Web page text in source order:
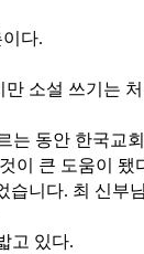
다.
소설 쓰기는
는 동안 한국교
큰 도움이
니다. 최 신
고 있다.